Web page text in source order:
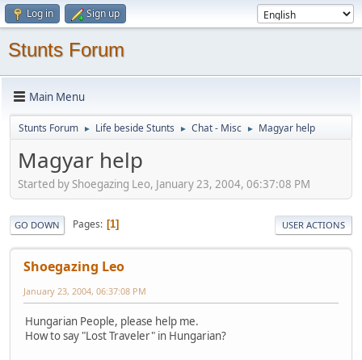
Log in Sign up
Stunts Forum
Main Menu
Stunts Forum ► Life beside Stunts ► Chat - Misc ► Magyar help
Magyar help
Started by Shoegazing Leo, January 23, 2004, 06:37:08 PM
GO DOWN Pages 1 USER ACTIONS
Shoegazing Leo
January 23, 2004, 06:37:08 PM
Hungarian People, please help me.
How to say "Lost Traveler" in Hungarian?